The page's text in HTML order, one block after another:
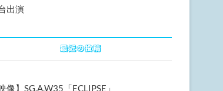
出演
最近の投稿
映像】SG.A.W35「ECLIPSE」